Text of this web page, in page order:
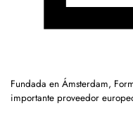
Fundada en Ámsterdam,
importante proveedor